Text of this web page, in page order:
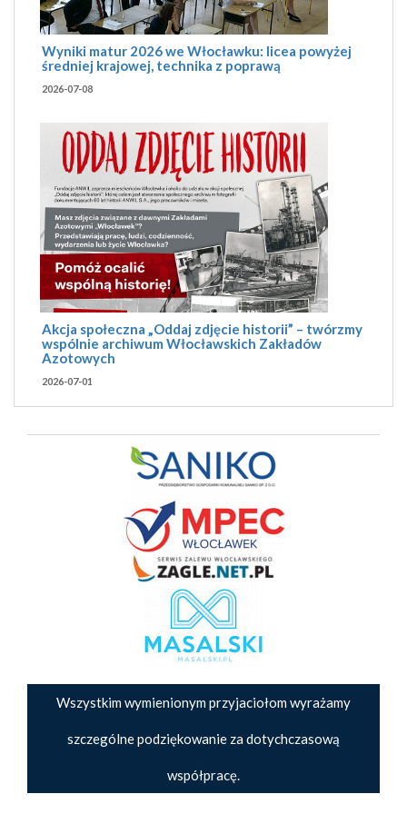
Wyniki matur 2026 we Włocławku: licea powyżej
średniej krajowej, technika z poprawą
2026-07-08
Akcja społeczna „Oddaj zdjęcie historii” – twórzmy
wspólnie archiwum Włocławskich Zakładów
Azotowych
2026-07-01
Wszystkim wymienionym przyjaciołom wyrażamy
szczególne podziękowanie za dotychczasową
współpracę.